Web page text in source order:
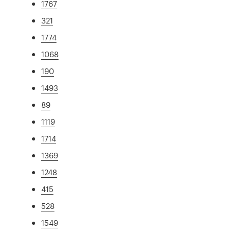
1767
321
1774
1068
190
1493
89
1119
1714
1369
1248
415
528
1549